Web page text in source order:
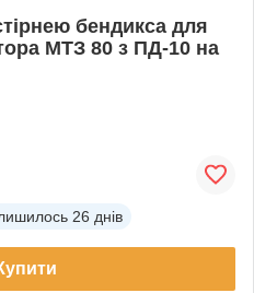
бендикса для
МТЗ 80 з ПД-10 на
26 днів